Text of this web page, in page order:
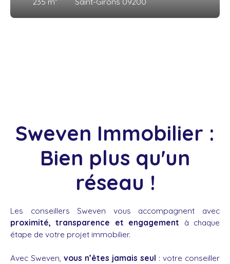
Sweven Immobilier :
Bien plus qu'un
réseau !
Les conseillers Sweven vous accompagnent avec
proximité, transparence et engagement à chaque
étape de votre projet immobilier.
Avec Sweven, vous n’êtes jamais seul : votre conseiller